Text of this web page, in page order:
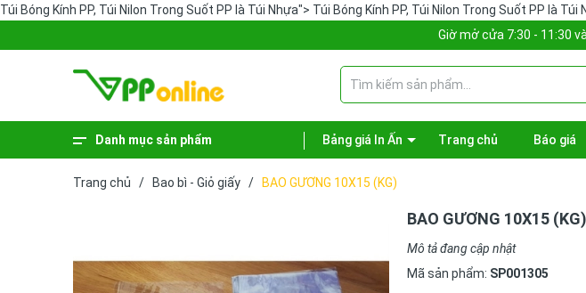
Túi Bóng Kính PP, Túi Nilon Trong Suốt PP là Túi Nhựa"> Túi Bóng Kính PP, Túi Nilon Trong Suốt PP là Túi
Giờ mở cửa 7:30 - 11:30
Danh mục sản phẩm Bảng giá In Ấn Trang chủ Báo giá
Trang chủ / Bao bì - Giỏ giấy / BAO GƯƠNG 10X15 (KG)
BAO GƯƠNG 10X15 (KG)
Mô tả đang cập nhật
Mã sản phẩm: SP001305